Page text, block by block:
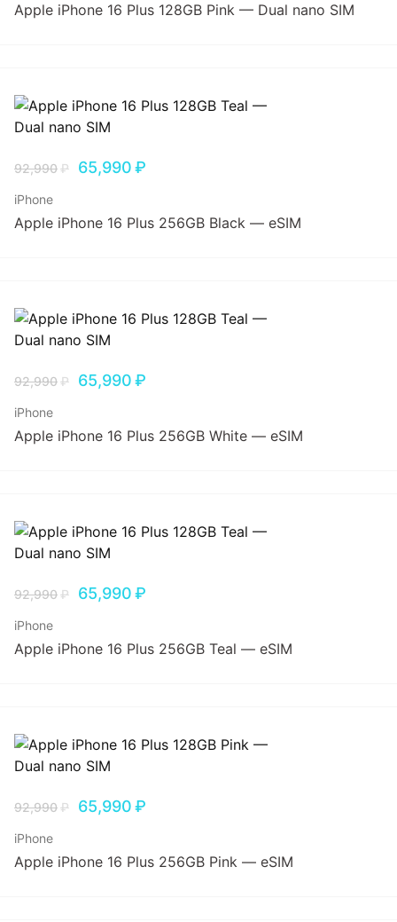
Apple iPhone 16 Plus 128GB Pink — Dual nano SIM
92,990₽ 65,990₽
iPhone
Apple iPhone 16 Plus 256GB Black — eSIM
92,990₽ 65,990₽
iPhone
Apple iPhone 16 Plus 256GB White — eSIM
92,990₽ 65,990₽
iPhone
Apple iPhone 16 Plus 256GB Teal — eSIM
92,990₽ 65,990₽
iPhone
Apple iPhone 16 Plus 256GB Pink — eSIM